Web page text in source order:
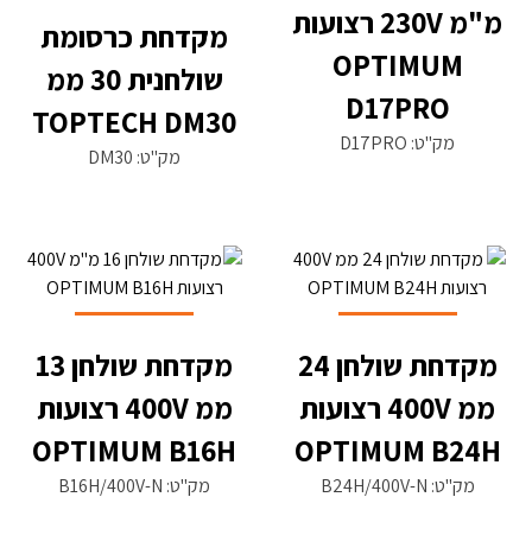
מ"מ 230V רצועות
OPTIMUM
D17PRO
מק"ט: D17PRO
מקדחת כרסומת
שולחנית 30 ממ
TOPTECH DM30
מק"ט: DM30
מקדחת שולחן 24
ממ 400V רצועות
OPTIMUM B24H
מק"ט: B24H/400V-N
מקדחת שולחן 13
ממ 400V רצועות
OPTIMUM B16H
מק"ט: B16H/400V-N